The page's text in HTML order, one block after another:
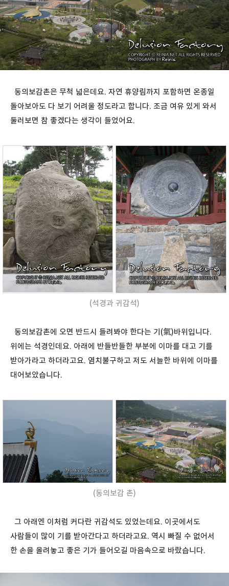
동의보감촌은 무척 넓은데요. 자연 휴양림까지 포함하면 온종일
돌아보아도 다 보기 어려울 정도라고 합니다. 조금 여유 있게 와서
둘러보면 참 좋겠다는 생각이 들었어요.
(석경과 귀감석)
동의보감촌에 오면 반드시 들려봐야 한다는 기(氣)바위입니다.
위에는 석경인데요. 아래에 반들반들한 부분에 이마를 대고 기를
받아가라고 하더라고요. 염치불구하고 저도 서늘한 바위에 이마를
대어보았습니다.
(동의보감 촌)
그 아래엔 이처럼 커다란 귀감석도 있었는데요. 이곳에서도
사람들이 많이 기를 받아간다고 하더라고요. 역시 빠질 수 없어서
한 손을 올려놓고 좋은 기가 들어오길 마음속으로 바랐습니다.